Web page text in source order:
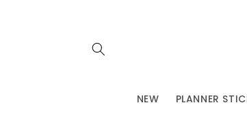
NEW PLANNER